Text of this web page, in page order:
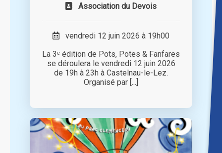
Association du Devois
vendredi 12 juin 2026 à 19h00
La 3ᵉ édition de Pots, Potes & Fanfares
se déroulera le vendredi 12 juin 2026
de 19h à 23h à Castelnau-le-Lez.
Organisé par [...]